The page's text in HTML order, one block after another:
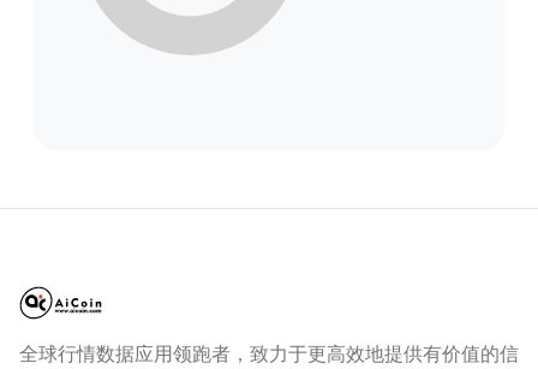
全球行情数据应用领跑者，致力于更高效地提供有价值的信